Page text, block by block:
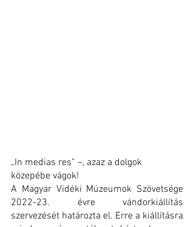
„In medias res” –, azaz a dolgok
közepébe vágok!
A Magyar Vidéki Múzeumok Szövetsége
2022-23. évre vándorkiállítás
szervezését határozta el. Erre a kiállításra